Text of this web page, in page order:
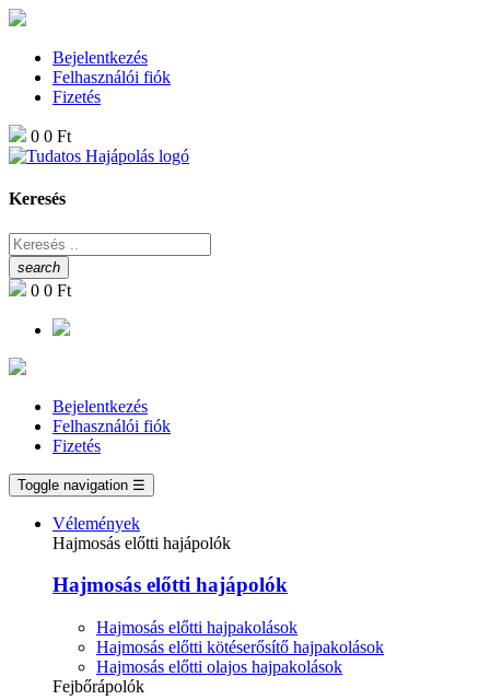
Bejelentkezés
Felhasználói fiók
Fizetés
0 0 Ft
Keresés
search
0 0 Ft
Bejelentkezés
Felhasználói fiók
Fizetés
Toggle navigation ☰
Vélemények
Hajmosás előtti hajápolók
Hajmosás előtti hajápolók
Hajmosás előtti hajpakolások
Hajmosás előtti kötéserősítő hajpakolások
Hajmosás előtti olajos hajpakolások
Fejbőrápolók